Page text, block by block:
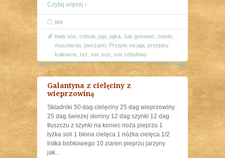
Czytaj więcej ›
jaja
biały sos cebula jaja jajka Jak gotowac masło
musztarda pieczarki Przepis na jaja przepisy
kulinarne ryż ser, sos sos cebulowy
Galantyna z cielęciny z
wieprzowiną
Składniki 50 dag cielęciny 25 dag wieprzowiny
25 dag świeżej słoniny 12 dag szynki 12 dag
tłuszczu z szynki na koniec noża pieprzu 1
łyżka soli 1 błona cielęca 1 nóżka cielęca 1/2
listka bobkowego 10 ziaren pieprzu jarzyny
jak…